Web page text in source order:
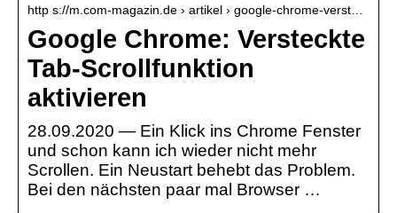
http s://m.com-magazin.de › artikel › google-chrome-verst…
Google Chrome: Versteckte
Tab-Scrollfunktion
aktivieren
28.09.2020 — Ein Klick ins Chrome Fenster
und schon kann ich wieder nicht mehr
Scrollen. Ein Neustart behebt das Problem.
Bei den nächsten paar mal Browser …